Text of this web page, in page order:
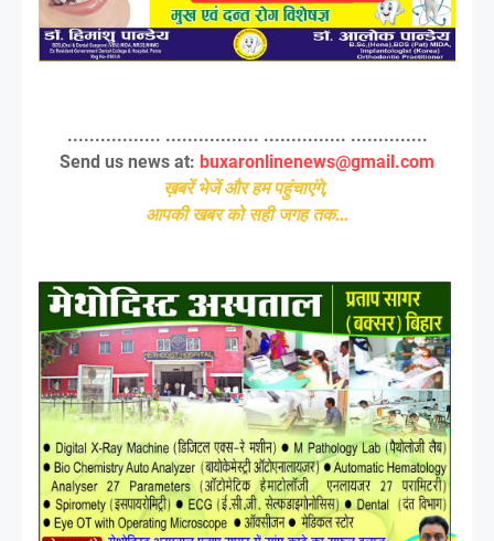
................. ................. ............... ..............
Send us news at: buxaronlinenews@gmail.com
ख़बरें भेजें और हम पहुंचाएंगे,
आपकी खबर को सही जगह तक...